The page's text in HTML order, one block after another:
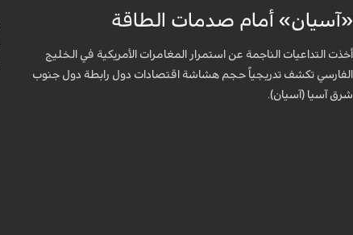
«آسيان» أمام صدمات الطاقة
أخذت التداعيات الناجمة عن استمرار المغامرات الأمريكية في الخليج
الفارسي تكشف تدريجياً حجم هشاشة اقتصادات دول رابطة دول جنوب
شرق آسيا (آسيان).